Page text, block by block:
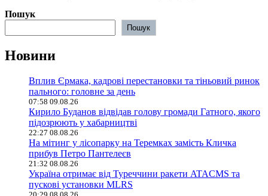
Пошук
Пошук
Новини
Вплив Єрмака, кадрові перестановки та тіньовий ринок
пального: головне за день
07:58 09.08.26
Кирило Буданов відвідав голову громади Гатного, якого
підозрюють у хабарництві
22:27 08.08.26
На мітинг у лісопарку на Теремках замість Кличка
прибув Петро Пантелеєв
21:32 08.08.26
Україна отримає від Туреччини ракети ATACMS та
пускові установки MLRS